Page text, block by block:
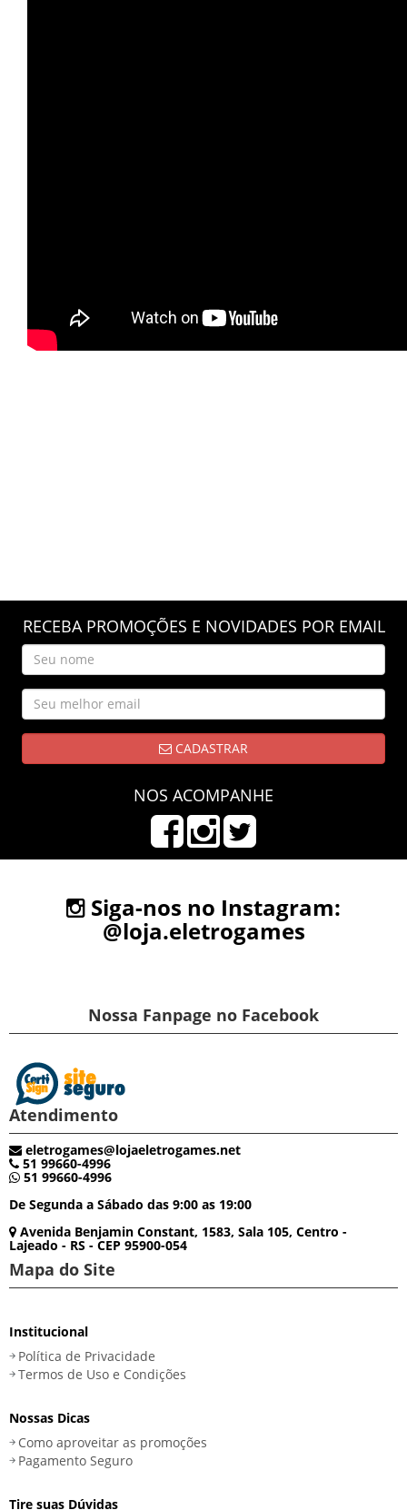
RECEBA PROMOÇÕES E NOVIDADES POR EMAIL
CADASTRAR
NOS ACOMPANHE
Siga-nos no Instagram:
@loja.eletrogames
Nossa Fanpage no Facebook
Atendimento
eletrogames@lojaeletrogames.net
51 99660-4996
51 99660-4996
De Segunda a Sábado das 9:00 as 19:00
Avenida Benjamin Constant, 1583, Sala 105, Centro -
Lajeado - RS - CEP 95900-054
Mapa do Site
Institucional
Política de Privacidade
Termos de Uso e Condições
Nossas Dicas
Como aproveitar as promoções
Pagamento Seguro
Tire suas Dúvidas